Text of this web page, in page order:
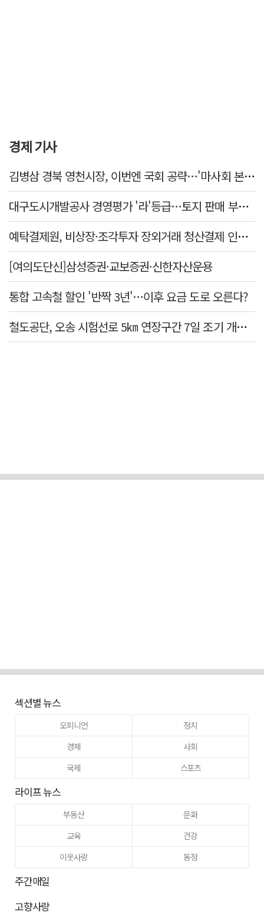
경제 기사
김병삼 경북 영천시장, 이번엔 국회 공략…'마사회 본사 이전·광역교통망 확충' 요청
대구도시개발공사 경영평가 '라'등급…토지 판매 부진에 1년 만에 두 단계 '뚝'
예탁결제원, 비상장·조각투자 장외거래 청산결제 인프라 구축 착수…연내 가동
[여의도단신]삼성증권·교보증권·신한자산운용
통합 고속철 할인 '반짝 3년'…이후 요금 도로 오른다?
철도공단, 오송 시험선로 5㎞ 연장구간 7일 조기 개통…LA 메트로 사업 지원
섹션별 뉴스
오피니언
정치
경제
사회
국제
스포츠
라이프 뉴스
부동산
문화
교육
건강
이웃사랑
동정
주간매일
고향사랑